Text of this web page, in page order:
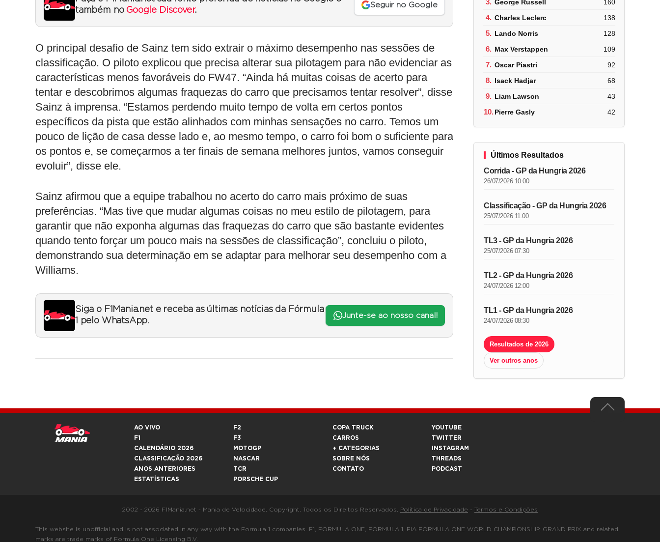
também no Google Discover.
Seguir no Google
O principal desafio de Sainz tem sido extrair o máximo desempenho nas sessões de
classificação. O piloto explicou que precisa alterar sua pilotagem para não evidenciar as
características menos favoráveis do FW47. “Ainda há muitas coisas de acerto para
tentar e descobrimos algumas fraquezas do carro que precisamos tentar resolver”, disse
Sainz à imprensa. “Estamos perdendo muito tempo de volta em certos pontos
específicos da pista que estão alinhados com minhas sensações no carro. Temos um
pouco de lição de casa desse lado e, ao mesmo tempo, o carro foi bom o suficiente para
os pontos e, se começarmos a ter finais de semana melhores juntos, vamos conseguir
evoluir”, disse ele.
Sainz afirmou que a equipe trabalhou no acerto do carro mais próximo de suas
preferências. “Mas tive que mudar algumas coisas no meu estilo de pilotagem, para
garantir que não exponha algumas das fraquezas do carro que são bastante evidentes
quando tento forçar um pouco mais na sessões de classificação”, concluiu o piloto,
demonstrando sua determinação em se adaptar para melhorar seu desempenho com a
Williams.
Siga o F1Mania.net e receba as últimas notícias da Fórmula
1 pelo WhatsApp.
Junte-se ao nosso canal!
3. George Russell 160
4. Charles Leclerc 138
5. Lando Norris 128
6. Max Verstappen 109
7. Oscar Piastri 92
8. Isack Hadjar 68
9. Liam Lawson 43
10.Pierre Gasly 42
Últimos Resultados
Corrida - GP da Hungria 2026
26/07/2026 10:00
Classificação - GP da Hungria 2026
25/07/2026 11:00
TL3 - GP da Hungria 2026
25/07/2026 07:30
TL2 - GP da Hungria 2026
24/07/2026 12:00
TL1 - GP da Hungria 2026
24/07/2026 08:30
Resultados de 2026
Ver outros anos
AO VIVO
F1
CALENDÁRIO 2026
CLASSIFICAÇÃO 2026
ANOS ANTERIORES
ESTATÍSTICAS
F2
F3
MOTOGP
NASCAR
TCR
PORSCHE CUP
COPA TRUCK
CARROS
+ CATEGORIAS
SOBRE NÓS
CONTATO
YOUTUBE
TWITTER
INSTAGRAM
THREADS
PODCAST
2002 - 2026 F1Mania.net - Mania de Velocidade. Copyright. Todos os Direitos Reservados. Política de Privacidade - Termos e Condições
This website is unofficial and is not associated in any way with the Formula 1 companies. F1, FORMULA ONE, FORMULA 1, FIA FORMULA ONE WORLD CHAMPIONSHIP, GRAND PRIX and related
marks are trade marks of Formula One Licensing B.V.